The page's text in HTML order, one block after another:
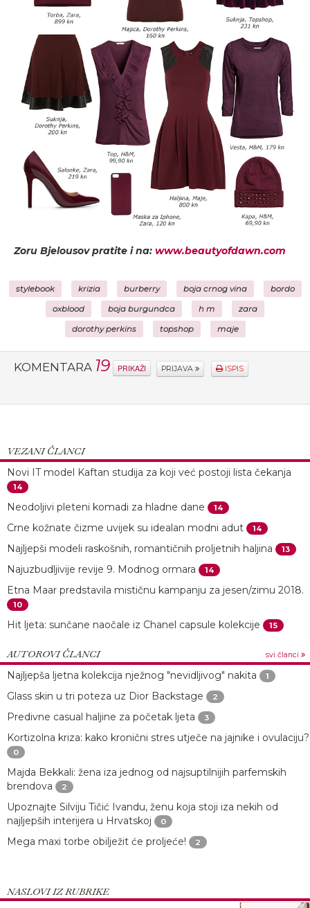
Zoru Bjelousov pratite i na: www.beautyofdawn.com
stylebook krizia burberry boja crnog vina bordo
oxblood boja burgundca h m zara
dorothy perkins topshop maje
KOMENTARA 19 PRIKAŽI PRIJAVA ISPIS
VEZANI ČLANCI
Novi IT model Kaftan studija za koji već postoji lista čekanja
14
Neodoljivi pleteni komadi za hladne dane 14
Crne kožnate čizme uvijek su idealan modni adut 14
Najljepši modeli raskošnih, romantičnih proljetnih haljina 13
Najuzbudljivije revije 9. Modnog ormara 14
Etna Maar predstavila mističnu kampanju za jesen/zimu 2018.
10
Hit ljeta: sunčane naočale iz Chanel capsule kolekcije 15
AUTOROVI ČLANCI svi članci
Najljepša ljetna kolekcija nježnog "nevidljivog" nakita 1
Glass skin u tri poteza uz Dior Backstage 2
Predivne casual haljine za početak ljeta 3
Kortizolna kriza: kako kronični stres utječe na jajnike i ovulaciju?
0
Majda Bekkali: žena iza jednog od najsuptilnijih parfemskih
brendova
2
Upoznajte Silviju Tičić Ivandu, ženu koja stoji iza nekih od
najljepših interijera u Hrvatskoj
0
Mega maxi torbe obilježit će proljeće! 2
NASLOVI IZ RUBRIKE